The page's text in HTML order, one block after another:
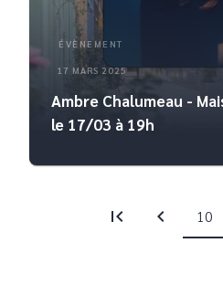
ÉVÈNEMENT
17 MARS 2025
Ambre Chalumeau -
le 17/03 à 19h
first_page chevron_left 10